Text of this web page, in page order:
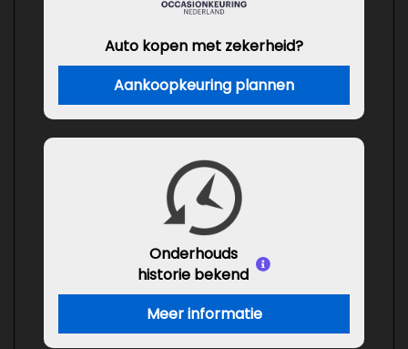
Auto kopen met zekerheid?
Aankoopkeuring plannen
Onderhouds
historie bekend
Meer informatie